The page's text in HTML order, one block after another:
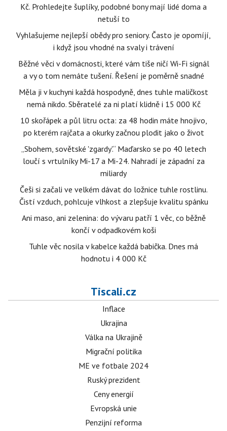
Kč. Prohledejte šuplíky, podobné bony mají lidé doma a
netuší to
Vyhlašujeme nejlepší obědy pro seniory. Často je opomíjí,
i když jsou vhodné na svaly i trávení
Běžné věci v domácnosti, které vám tiše ničí Wi-Fi signál
a vy o tom nemáte tušení. Řešení je poměrně snadné
Měla ji v kuchyni každá hospodyně, dnes tuhle maličkost
nemá nikdo. Sběratelé za ni platí klidně i 15 000 Kč
10 skořápek a půl litru octa: za 48 hodin máte hnojivo,
po kterém rajčata a okurky začnou plodit jako o život
„Sbohem, sovětské 'zgardy'.“ Maďarsko se po 40 letech
loučí s vrtulníky Mi-17 a Mi-24. Nahradí je západní za
miliardy
Češi si začali ve velkém dávat do ložnice tuhle rostlinu.
Čistí vzduch, pohlcuje vlhkost a zlepšuje kvalitu spánku
Ani maso, ani zelenina: do vývaru patří 1 věc, co běžně
končí v odpadkovém koši
Tuhle věc nosila v kabelce každá babička. Dnes má
hodnotu i 4 000 Kč
Tiscali.cz
Inflace
Ukrajina
Válka na Ukrajině
Migrační politika
ME ve fotbale 2024
Ruský prezident
Ceny energií
Evropská unie
Penzijní reforma